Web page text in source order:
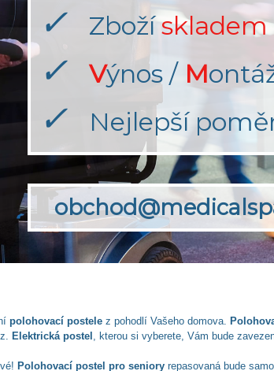
✓ Zbožískladem
✓ Výnos / M
✓ Nejlepší
polohovací postele z pohodlí Vašeho domova.
. Elektrická postel , kterou si vyberete, Vám bude
Polohovací postel pro seniory repasovaná bude